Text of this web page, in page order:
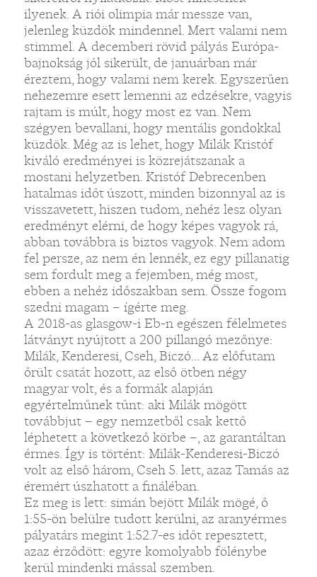
ilyenek. A riói olimpia már messze van,
jelenleg küzdök mindennel. Mert valami nem
stimmel. A decemberi rövid pályás Európa-
bajnokság jól sikerült, de januárban már
éreztem, hogy valami nem kerek. Egyszerűen
nehezemre esett lemenni az edzésekre, vagyis
rajtam is múlt, hogy most ez van. Nem
szégyen bevallani, hogy mentális gondokkal
küzdök. Még az is lehet, hogy Milák Kristóf
kiváló eredményei is közrejátszanak a
mostani helyzetben. Kristóf Debrecenben
hatalmas időt úszott, minden bizonnyal az is
visszavetett, hiszen tudom, nehéz lesz olyan
eredményt elérni, de hogy képes vagyok rá,
abban továbbra is biztos vagyok. Nem adom
fel persze, az nem én lennék, ez egy pillanatig
sem fordult meg a fejemben, még most,
ebben a nehéz időszakban sem. Össze fogom
szedni magam – ígérte meg.
A 2018-as glasgow-i Eb-n egészen félelmetes
látványt nyújtott a 200 pillangó mezőnye:
Milák, Kenderesi, Cseh, Biczó... Az előfutam
őrült csatát hozott, az első ötben négy
magyar volt, és a formák alapján
egyértelműnek tűnt: aki Milák mögött
továbbjut – egy nemzetből csak kettő
léphetett a következő körbe –, az garantáltan
érmes. Így is történt: Milák-Kenderesi-Biczó
volt az első három, Cseh 5. lett, azaz Tamás az
éremért úszhatott a fináléban.
Ez meg is lett: simán bejött Milák mögé, ő
1:55-ön belülre tudott kerülni, az aranyérmes
pályatárs megint 1:52.7-es időt repesztett,
azaz érződött: egyre komolyabb fölénybe
kerül mindenki mással szemben.